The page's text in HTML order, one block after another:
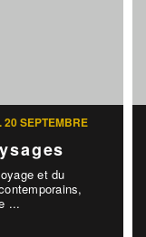
20 SEPTEMBRE
et du
...